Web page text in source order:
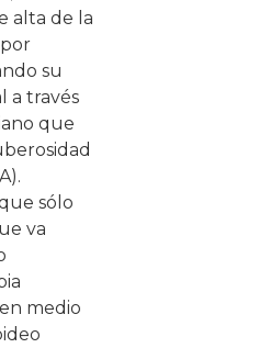
alta de la
su
a través
que
sólo
va
medio